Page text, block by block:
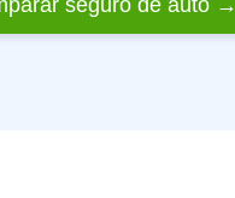
seguro de auto →